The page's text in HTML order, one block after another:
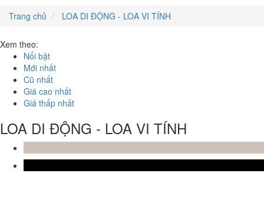
Trang chủ
LOA DI ĐỘNG - LOA VI TÍNH
Xem theo:
Nổi bật
Mới nhất
Cũ nhất
Giá cao nhất
Giá thấp nhất
LOA DI ĐỘNG - LOA VI TÍNH